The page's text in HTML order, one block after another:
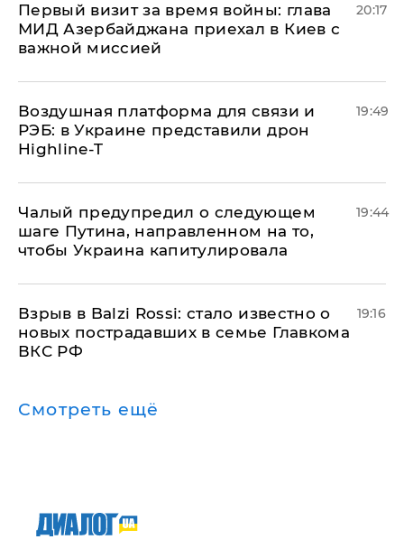
Первый визит за время войны: глава
МИД Азербайджана приехал в Киев с
важной миссией
20:17
Воздушная платформа для связи и
РЭБ: в Украине представили дрон
Highline-T
19:49
Чалый предупредил о следующем
шаге Путина, направленном на то,
чтобы Украина капитулировала
19:44
Взрыв в Balzi Rossi: стало известно о
новых пострадавших в семье Главкома
ВКС РФ
19:16
Смотреть ещё